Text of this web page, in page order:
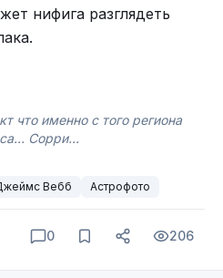
нифига разглядеть
что именно с того региона
Сорри...
Вебб Астрофото
0 206